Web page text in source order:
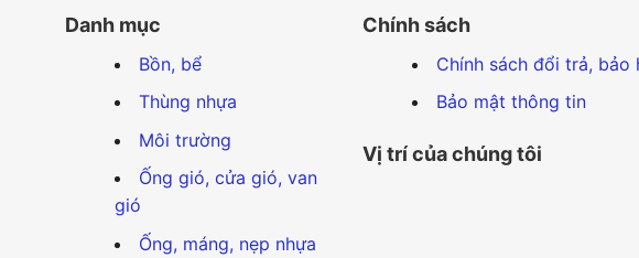
Danh mục
Bồn, bể
Thùng nhựa
Môi trường
Ống gió, cửa gió, van
gió
Ống, máng, nẹp nhựa
Chính sách
Chính sách đổi trả, bảo
Bảo mật thông tin
Vị trí của chúng tôi